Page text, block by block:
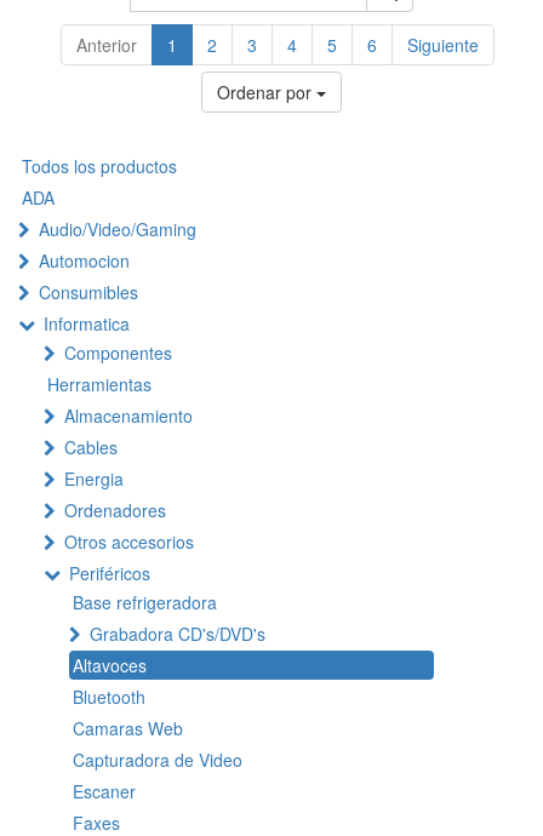
Anterior 1 2 3 4 5 6
Siguiente
Ordenar por
Todos los productos
ADA
Audio/Video/Gaming
Automocion
Consumibles
Informatica
Componentes
Herramientas
Almacenamiento
Cables
Energia
Ordenadores
Otros accesorios
Periféricos
Base refrigeradora
Grabadora CD's/DVD's
Altavoces
Bluetooth
Camaras Web
Capturadora de Video
Escaner
Faxes